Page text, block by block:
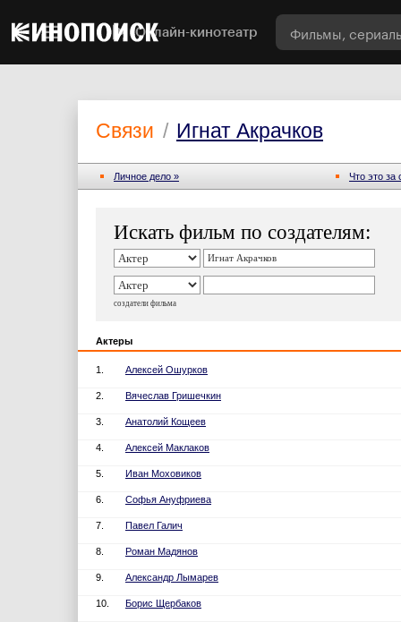
Онлайн-кинотеатр
Связи / Игнат Акрачков
Личное дело » Что это за
Искать фильм по создателям:
создатели фильма
Актеры
1. Алексей Ошурков
2. Вячеслав Гришечкин
3. Анатолий Кощеев
4. Алексей Маклаков
5. Иван Моховиков
6. Софья Ануфриева
7. Павел Галич
8. Роман Мадянов
9. Александр Лымарев
10. Борис Щербаков